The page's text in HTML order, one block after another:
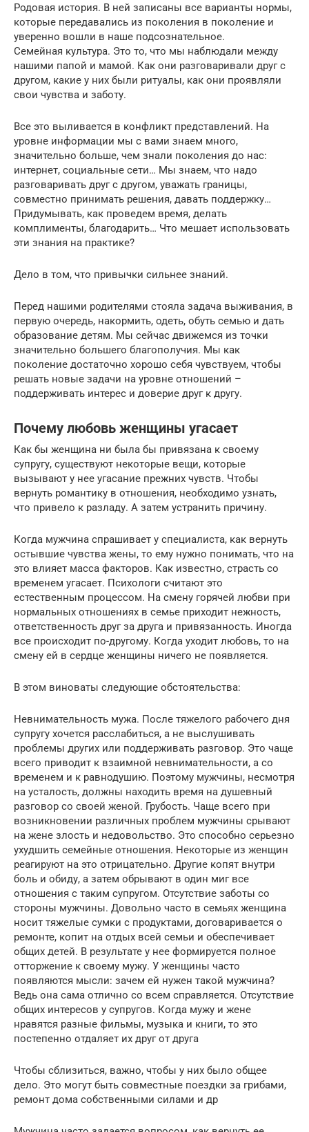
Родовая история. В ней записаны все варианты нормы,
которые передавались из поколения в поколение и
уверенно вошли в наше подсознательное.
Семейная культура. Это то, что мы наблюдали между
нашими папой и мамой. Как они разговаривали друг с
другом, какие у них были ритуалы, как они проявляли
свои чувства и заботу.
Все это выливается в конфликт представлений. На
уровне информации мы с вами знаем много,
значительно больше, чем знали поколения до нас:
интернет, социальные сети… Мы знаем, что надо
разговаривать друг с другом, уважать границы,
совместно принимать решения, давать поддержку…
Придумывать, как проведем время, делать
комплименты, благодарить… Что мешает использовать
эти знания на практике?
Дело в том, что привычки сильнее знаний.
Перед нашими родителями стояла задача выживания, в
первую очередь, накормить, одеть, обуть семью и дать
образование детям. Мы сейчас движемся из точки
значительно большего благополучия. Мы как
поколение достаточно хорошо себя чувствуем, чтобы
решать новые задачи на уровне отношений –
поддерживать интерес и доверие друг к другу.
Почему любовь женщины угасает
Как бы женщина ни была бы привязана к своему
супругу, существуют некоторые вещи, которые
вызывают у нее угасание прежних чувств. Чтобы
вернуть романтику в отношения, необходимо узнать,
что привело к разладу. А затем устранить причину.
Когда мужчина спрашивает у специалиста, как вернуть
остывшие чувства жены, то ему нужно понимать, что на
это влияет масса факторов. Как известно, страсть со
временем угасает. Психологи считают это
естественным процессом. На смену горячей любви при
нормальных отношениях в семье приходит нежность,
ответственность друг за друга и привязанность. Иногда
все происходит по-другому. Когда уходит любовь, то на
смену ей в сердце женщины ничего не появляется.
В этом виноваты следующие обстоятельства:
Невнимательность мужа. После тяжелого рабочего дня
супругу хочется расслабиться, а не выслушивать
проблемы других или поддерживать разговор. Это чаще
всего приводит к взаимной невнимательности, а со
временем и к равнодушию. Поэтому мужчины, несмотря
на усталость, должны находить время на душевный
разговор со своей женой. Грубость. Чаще всего при
возникновении различных проблем мужчины срывают
на жене злость и недовольство. Это способно серьезно
ухудшить семейные отношения. Некоторые из женщин
реагируют на это отрицательно. Другие копят внутри
боль и обиду, а затем обрывают в один миг все
отношения с таким супругом. Отсутствие заботы со
стороны мужчины. Довольно часто в семьях женщина
носит тяжелые сумки с продуктами, договаривается о
ремонте, копит на отдых всей семьи и обеспечивает
общих детей. В результате у нее формируется полное
отторжение к своему мужу. У женщины часто
появляются мысли: зачем ей нужен такой мужчина?
Ведь она сама отлично со всем справляется. Отсутствие
общих интересов у супругов. Когда мужу и жене
нравятся разные фильмы, музыка и книги, то это
постепенно отдаляет их друг от друга
Чтобы сблизиться, важно, чтобы у них было общее
дело. Это могут быть совместные поездки за грибами,
ремонт дома собственными силами и др